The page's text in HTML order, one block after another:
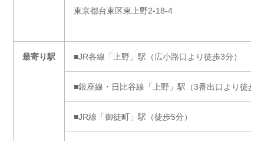
東京都台東区東上野2-18-4
最寄り駅 ■JR各線「上野」駅（広小路口より徒歩3分）
■銀座線・日比谷線「上野」駅（3番出口より徒歩1
■JR線「御徒町」駅（徒歩5分）